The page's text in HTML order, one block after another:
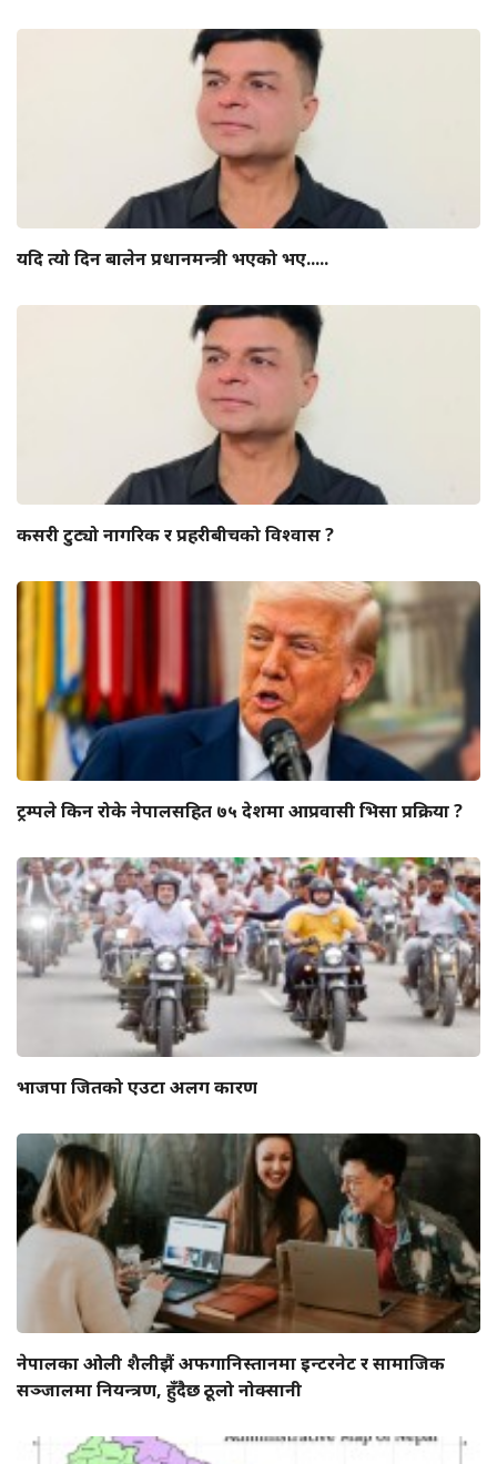
यदि त्यो दिन बालेन प्रधानमन्त्री भएको भए.....
कसरी टुट्यो नागरिक र प्रहरीबीचको विश्वास ?
ट्रम्पले किन रोके नेपालसहित ७५ देशमा आप्रवासी भिसा प्रक्रिया ?
भाजपा जितको एउटा अलग कारण
नेपालका ओली शैलीझैं अफगानिस्तानमा इन्टरनेट र सामाजिक
सञ्जालमा नियन्त्रण, हुँदैछ ठूलो नोक्सानी